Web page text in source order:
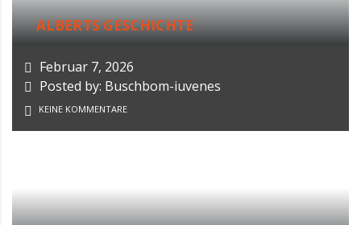
ALBERTS GESCHICHTE
Februar 7, 2026
Posted by: Buschbom-iuvenes
KEINE KOMMENTARE